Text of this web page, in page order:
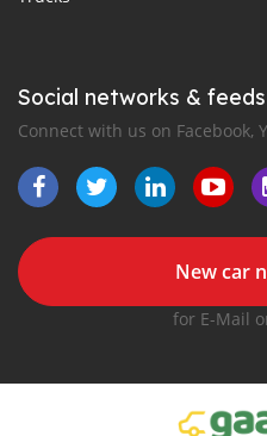
Social networks & feeds
Connect with us on Facebook,
New car
for E-Mail